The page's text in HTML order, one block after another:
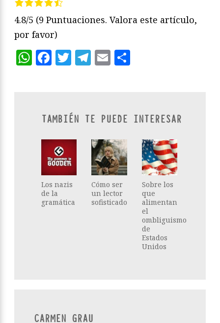
4.8/5 (9 Puntuaciones. Valora este artículo,
por favor)
WhatsApp
Facebook
Twitter
Telegram
Email
TAMBIÉN TE PUEDE INTERESAR
Los nazis
de la
gramática
Cómo ser
un lector
sofisticado
Sobre los
que
alimentan
el
ombliguismo
de
Estados
Unidos
CARMEN GRAU